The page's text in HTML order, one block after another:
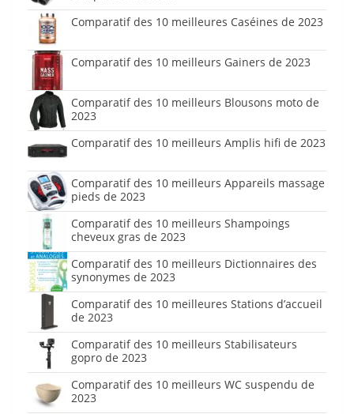
Comparatif des 10 meilleures Caséines de 2023
Comparatif des 10 meilleurs Gainers de 2023
Comparatif des 10 meilleurs Blousons moto de
2023
Comparatif des 10 meilleurs Amplis hifi de 2023
Comparatif des 10 meilleurs Appareils massage
pieds de 2023
Comparatif des 10 meilleurs Shampoings
cheveux gras de 2023
Comparatif des 10 meilleurs Dictionnaires des
synonymes de 2023
Comparatif des 10 meilleures Stations d’accueil
de 2023
Comparatif des 10 meilleurs Stabilisateurs
gopro de 2023
Comparatif des 10 meilleurs WC suspendu de
2023